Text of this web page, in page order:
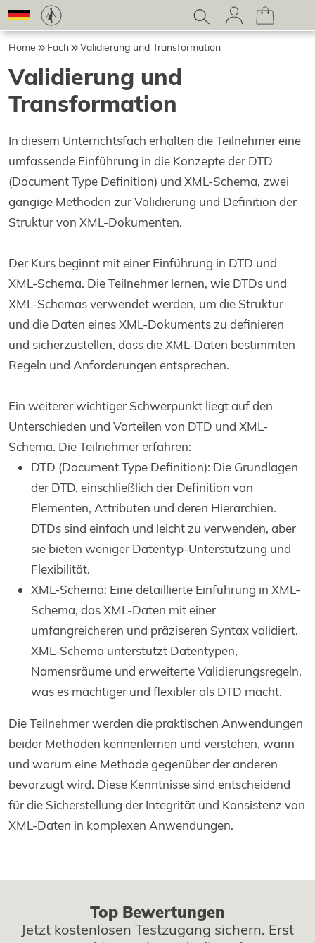
Home Fach Validierung und Transformation
Validierung und
Transformation
In diesem Unterrichtsfach erhalten die Teilnehmer eine
umfassende Einführung in die Konzepte der DTD
(Document Type Definition) und XML-Schema, zwei
gängige Methoden zur Validierung und Definition der
Struktur von XML-Dokumenten.
Der Kurs beginnt mit einer Einführung in DTD und
XML-Schema. Die Teilnehmer lernen, wie DTDs und
XML-Schemas verwendet werden, um die Struktur
und die Daten eines XML-Dokuments zu definieren
und sicherzustellen, dass die XML-Daten bestimmten
Regeln und Anforderungen entsprechen.
Ein weiterer wichtiger Schwerpunkt liegt auf den
Unterschieden und Vorteilen von DTD und XML-
Schema. Die Teilnehmer erfahren:
DTD (Document Type Definition): Die Grundlagen
der DTD, einschließlich der Definition von
Elementen, Attributen und deren Hierarchien.
DTDs sind einfach und leicht zu verwenden, aber
sie bieten weniger Datentyp-Unterstützung und
Flexibilität.
XML-Schema: Eine detaillierte Einführung in XML-
Schema, das XML-Daten mit einer
umfangreicheren und präziseren Syntax validiert.
XML-Schema unterstützt Datentypen,
Namensräume und erweiterte Validierungsregeln,
was es mächtiger und flexibler als DTD macht.
Die Teilnehmer werden die praktischen Anwendungen
beider Methoden kennenlernen und verstehen, wann
und warum eine Methode gegenüber der anderen
bevorzugt wird. Diese Kenntnisse sind entscheidend
für die Sicherstellung der Integrität und Konsistenz von
XML-Daten in komplexen Anwendungen.
Top Bewertungen
Jetzt kostenlosen Testzugang sichern. Erst